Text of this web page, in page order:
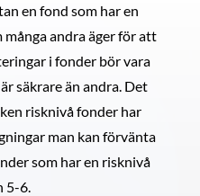
en fond som har en
andra äger för att
i fonder bör vara
säkrare än andra. Det
risknivå fonder har
man kan förvänta
som har en risknivå
5-6.